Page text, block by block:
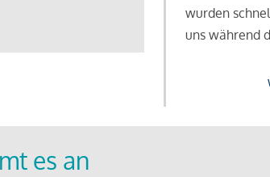
wurden
uns während
es an